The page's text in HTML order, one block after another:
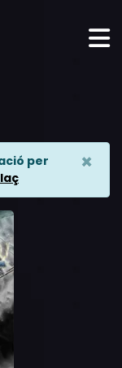
per
×